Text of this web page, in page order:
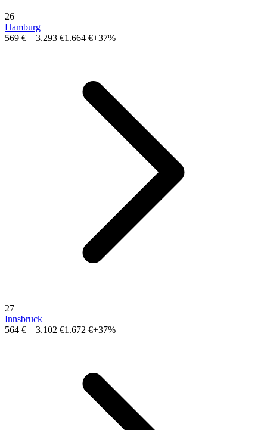
26
Hamburg
569 € – 3.293 €1.664 €+37%
27
Innsbruck
564 € – 3.102 €1.672 €+37%